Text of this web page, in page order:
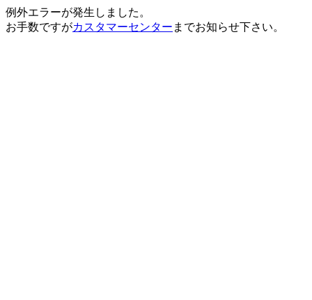
例外エラーが発生しました。
お手数ですがカスタマーセンター までお知らせ下さい。